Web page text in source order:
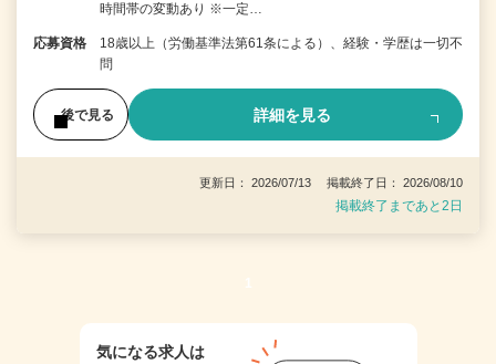
時間帯の変動あり ※一定…
応募資格
18歳以上（労働基準法第61条による）、経験・学歴は一切不
問
後で見る 詳細を見る
更新日： 2026/07/13 掲載終了日： 2026/08/10
掲載終了まであと2日
1
気になる求人は